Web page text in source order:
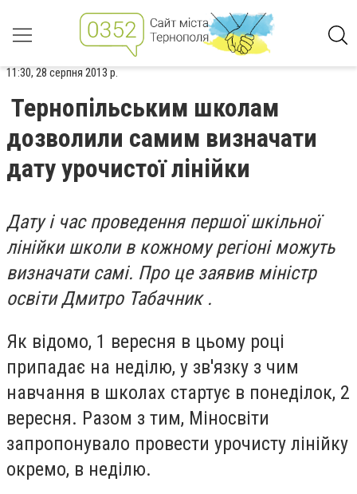
11:30, 28 серпня 2013 р.
Тернопільським школам
дозволили самим визначати
дату урочистої лінійки
Дату і час проведення першої шкільної
лінійки школи в кожному регіоні можуть
визначати самі. Про це заявив міністр
освіти Дмитро Табачник .
Як відомо, 1 вересня в цьому році
припадає на неділю, у зв'язку з чим
навчання в школах стартує в понеділок, 2
вересня. Разом з тим, Міносвіти
запропонувало провести урочисту лінійку
окремо, в неділю.